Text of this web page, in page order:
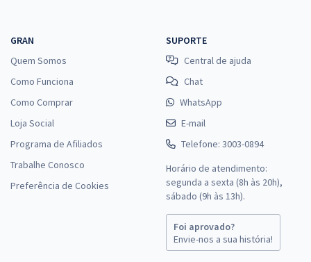
GRAN
Quem Somos
Como Funciona
Como Comprar
Loja Social
Programa de Afiliados
Trabalhe Conosco
Preferência de Cookies
SUPORTE
Central de ajuda
Chat
WhatsApp
E-mail
Telefone: 3003-0894
Horário de atendimento:
segunda a sexta (8h às 20h),
sábado (9h às 13h).
Foi aprovado?
Envie-nos a sua história!